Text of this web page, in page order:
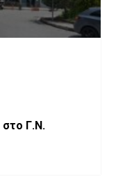
στο Γ.Ν.